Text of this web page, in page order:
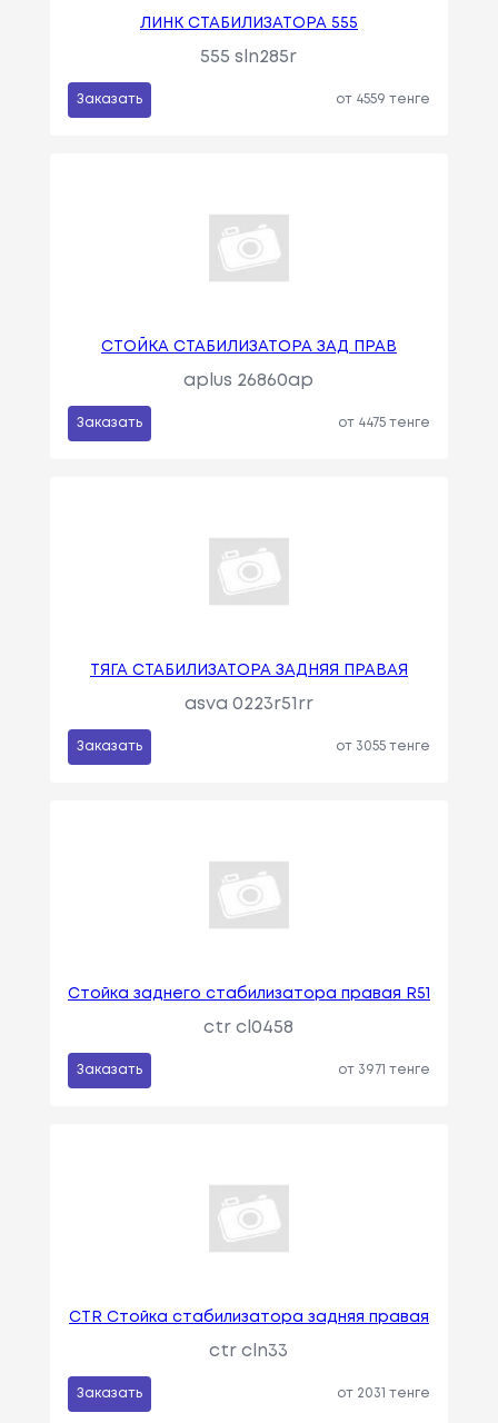
ЛИНК СТАБИЛИЗАТОРА 555
555 sln285r
Заказать от 4559 тенге
СТОЙКА СТАБИЛИЗАТОРА ЗАД ПРАВ
aplus 26860ap
Заказать от 4475 тенге
ТЯГА СТАБИЛИЗАТОРА ЗАДНЯЯ ПРАВАЯ
asva 0223r51rr
Заказать от 3055 тенге
Стойка заднего стабилизатора правая R51
ctr cl0458
Заказать от 3971 тенге
CTR Стойка стабилизатора задняя правая
ctr cln33
Заказать от 2031 тенге